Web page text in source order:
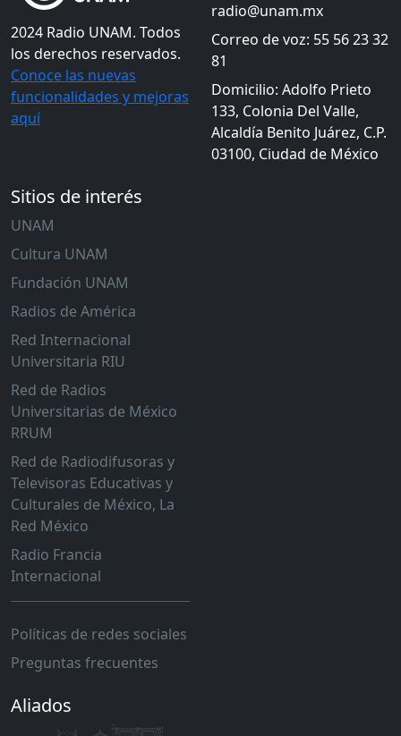
2024 Radio UNAM. Todos
los derechos reservados.
Conoce las nuevas
funcionalidades y mejoras
aquí
radio@unam.mx
Correo de voz: 55 56 23 32
81
Domicilio: Adolfo Prieto
133, Colonia Del Valle,
Alcaldía Benito Juárez, C.P.
03100, Ciudad de México
Sitios de interés
UNAM
Cultura UNAM
Fundación UNAM
Radios de América
Red Internacional
Universitaria RIU
Red de Radios
Universitarias de México
RRUM
Red de Radiodifusoras y
Televisoras Educativas y
Culturales de México, La
Red México
Radio Francia
Internacional
Políticas de redes sociales
Preguntas frecuentes
Aliados